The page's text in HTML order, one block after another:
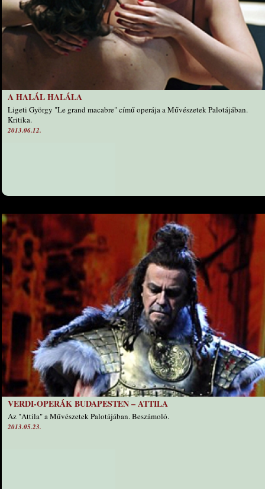
A HALÁL HALÁLA
Ligeti György "Le grand macabre" című operája a Művészetek Palotájában.
Kritika.
2013.06.12.
VERDI-OPERÁK BUDAPESTEN – ATTILA
Az "Attila" a Művészetek Palotájában. Beszámoló.
2013.05.23.